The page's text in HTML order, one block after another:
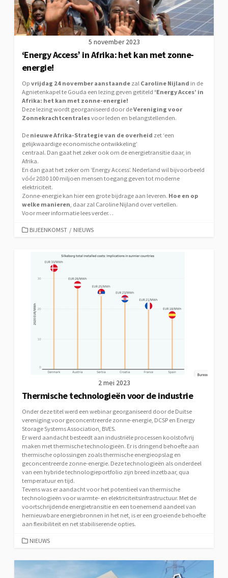
5 november 2023
‘Energy Access’ in Afrika: het kan met zonne-
energie!
Op vrijdag 24 november aanstaande zal Caroline Nijland in de
Agnietenkapel te Gouda een lezing geven getiteld ‘Energy Acces’ in
Afrika: het kan met zonne-energie!
Deze lezing wordt georganiseerd door deVereniging voor
Zonnekrachtcentralesvoor leden en belangstellenden.
De nieuwe Afrika-Strategie van de overheid zet ‘een
gelijkwaardige economische ontwikkeling’
centraal. Dan gaat het zeker ook om de energietransitie daar, in
Afrika.
En dan gaat het zeker om ‘Energy Access’. Nederland wil bijvoorbeeld
vóór 2030 100 miljoen mensen toegang geven tot moderne
elektriciteit.
Zonne-energie kan hier een grote bijdrage aan leveren. Hoe en op
welke manieren , daar zal Caroline Nijland over vertellen.
Voor meer informatie lees verder…
CATEGORIEËN
BIJEENKOMST / NIEUWS
2 mei 2023
Thermische technologieën voor de industrie
Onder deze titel werd een webinar georganiseerd door de Duitse
vereniging voor geconcentreerde zonne-energie, DCSP en Energy
Storage Systems Association, BVES.
Er werd aandacht besteedt aan industriële processen koolstofvrij
maken met thermische technologieën. Er is dringend behoefte aan
thermische oplossingen zoals thermische energieopslag en
geconcentreerde zonne-energie. Deze technologieën als onderdeel
van een hybride technologieportfolio zijn breed inzetbaar, qua
temperatuur en tijd.
Tevens was er aandacht voor het potentieel van thermische
technologieën voor warmte- en elektriciteitsinfrastructuur. Met de
voortschrijdende energietransitie en een toenemend aandeel van
hernieuwbare energiebronnen in het net, is er een groeiende behoefte
aan flexibiliteit en net stabiliserende opties.
CATEGORIEËN
NIEUWS